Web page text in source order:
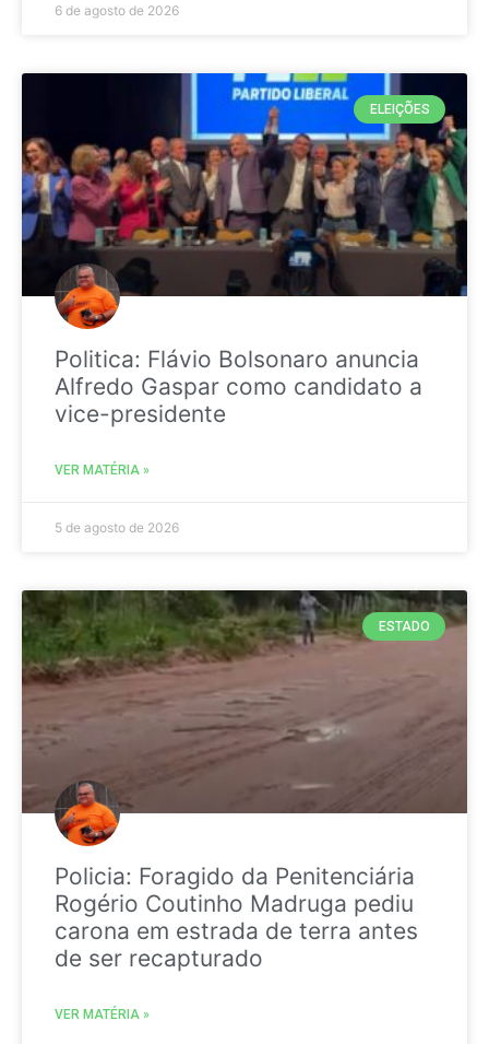
6 de agosto de 2026
ELEIÇÕES
Politica: Flávio Bolsonaro anuncia
Alfredo Gaspar como candidato a
vice-presidente
VER MATÉRIA »
5 de agosto de 2026
ESTADO
Policia: Foragido da Penitenciária
Rogério Coutinho Madruga pediu
carona em estrada de terra antes
de ser recapturado
VER MATÉRIA »